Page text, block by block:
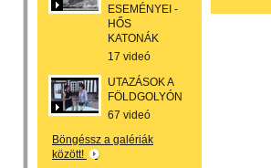
ESEMÉNYEI -
HŐS
KATONÁK
17 videó
UTAZÁSOK A
FÖLDGOLYÓN
67 videó
Böngéssz a galériák
között!